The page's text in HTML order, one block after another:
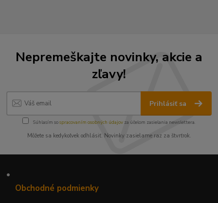
Nepremeškajte novinky, akcie a
zľavy!
Prihlásiť sa
Súhlasím sospracovaním osobných údajov za účelom zasielania newslettera.
Môžete sa kedykoľvek odhlásiť. Novinky zasielame raz za štvrťrok.
•
Obchodné podmienky